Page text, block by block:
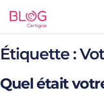
Étiquette :
Quel était